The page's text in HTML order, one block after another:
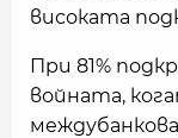
високата
При 81%
войната,